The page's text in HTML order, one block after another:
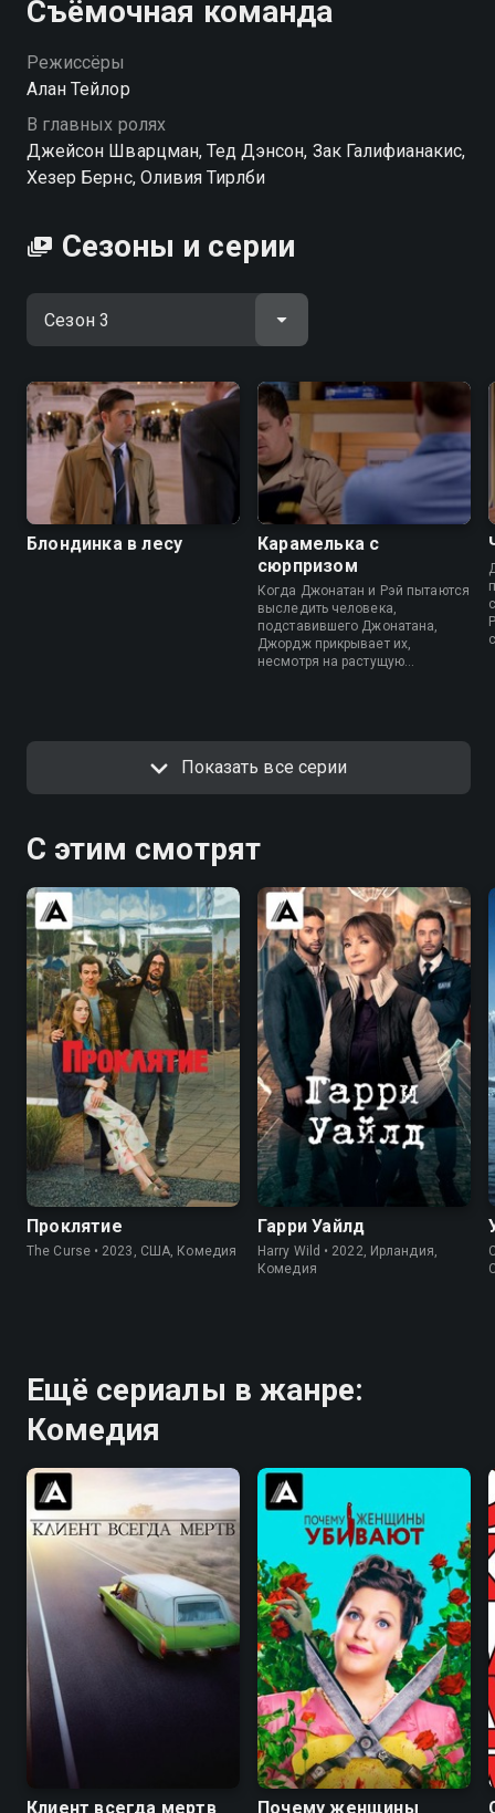
Съёмочная команда
Режиссёры
Алан Тейлор
В главных ролях
Джейсон Шварцман, Тед Дэнсон, Зак Галифианакис,
Хезер Бернс, Оливия Тирлби
Сезоны и серии
Блондинка в лесу
Карамелька с
сюрпризом
Когда Джонатан и Рэй пытаются
выследить человека,
подставившего Джонатана,
Джордж прикрывает их,
несмотря на растущую
Показать все серии
С этим смотрят
6.5 7.1
Проклятие
The Curse • 2023, США, Комедия
7.6 7.2
Гарри Уайлд
Harry Wild • 2022, Ирландия,
Комедия
Ещё сериалы в жанре:
Комедия
7.9
Клиент всегда мертв
8.3 8.3
Почему женщины